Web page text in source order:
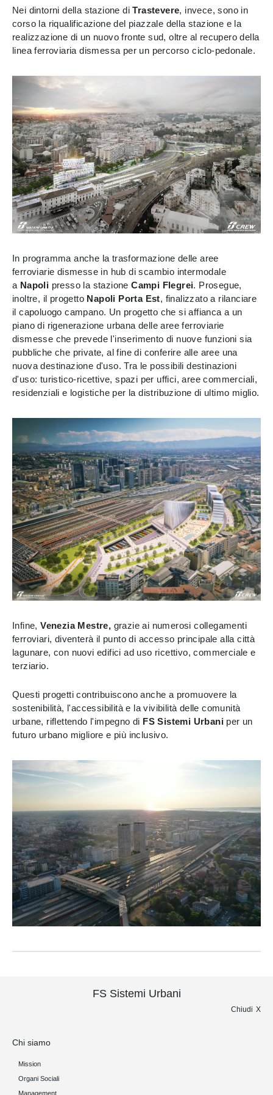
Nei dintorni della stazione diTrastevere, invece, sono in
corso la riqualificazione del piazzale della stazione e la
realizzazione di un nuovo fronte sud, oltre al recupero della
linea ferroviaria dismessa per un percorso ciclo-pedonale.
In programma anche la trasformazione delle aree
ferroviarie dismesse in hub di scambio intermodale
a Napoli presso la stazioneCampi Flegrei. Prosegue,
inoltre, il progetto Napoli Porta Est, finalizzato a rilanciare
il capoluogo campano. Un progetto che si affianca a un
piano di rigenerazione urbana delle aree ferroviarie
dismesse che prevede l'inserimento di nuove funzioni sia
pubbliche che private, al fine di conferire alle aree una
nuova destinazione d'uso. Tra le possibili destinazioni
d'uso: turistico-ricettive, spazi per uffici, aree commerciali,
residenziali e logistiche per la distribuzione di ultimo miglio.
Infine,Venezia Mestre, grazie ai numerosi collegamenti
ferroviari, diventerà il punto di accesso principale alla città
lagunare, con nuovi edifici ad uso ricettivo, commerciale e
terziario.
Questi progetti contribuiscono anche a promuovere la
sostenibilità, l'accessibilità e la vivibilità delle comunità
urbane, riflettendo l'impegno di FS Sistemi Urbani per un
futuro urbano migliore e più inclusivo.
FS Sistemi Urbani
Chiudi
Chi siamo
Mission
Organi Sociali
Management